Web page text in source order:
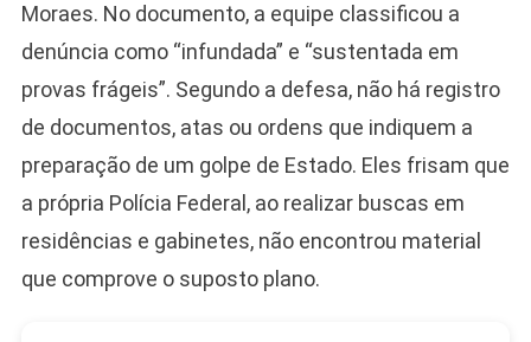
Moraes. No documento, a equipe classificou a
denúncia como “infundada” e “sustentada em
provas frágeis”. Segundo a defesa, não há registro
de documentos, atas ou ordens que indiquem a
preparação de um golpe de Estado. Eles frisam que
a própria Polícia Federal, ao realizar buscas em
residências e gabinetes, não encontrou material
que comprove o suposto plano.
R$60,00R$99,00 -39%
Ver no MERCADO
LIVRE